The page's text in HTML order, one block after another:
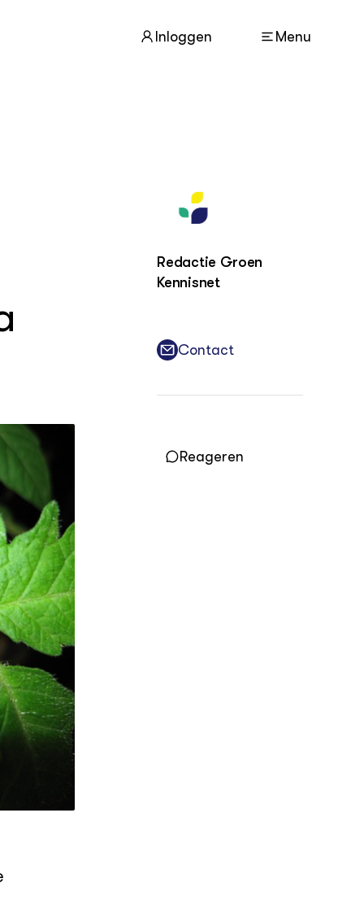
Inloggen Menu
LEREN
Over ons
Contact
ENGLISH
Search the Knowledge base
Redactie Groen
Kennisnet
Contact
Reageren